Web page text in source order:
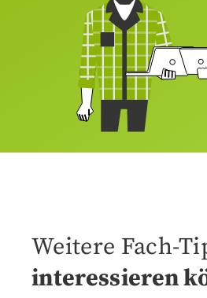
Weitere Fach-
interessieren